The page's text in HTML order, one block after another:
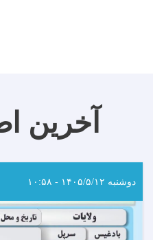
آخرین
دوشنبه ۱۴۰۵/۵/۱۲ - ۱۰:۵۸